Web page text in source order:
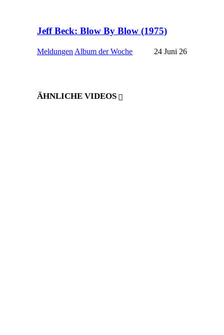
Jeff Beck: Blow By Blow (1975)
Meldungen Album der Woche 24 Juni 26
ÄHNLICHE VIDEOS